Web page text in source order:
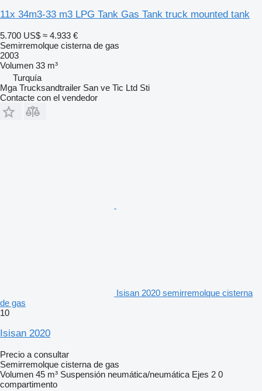
11x 34m3-33 m3 LPG Tank Gas Tank truck mounted tank
5.700 US$ ≈ 4.933 €
Semirremolque cisterna de gas
2003
Volumen 33 m³
Turquía
Mga Trucksandtrailer San ve Tic Ltd Sti
Contacte con el vendedor
Isisan 2020 semirremolque cisterna
de gas
10
Isisan 2020
Precio a consultar
Semirremolque cisterna de gas
Volumen 45 m³ Suspensión neumática/neumática Ejes 2 0
compartimento